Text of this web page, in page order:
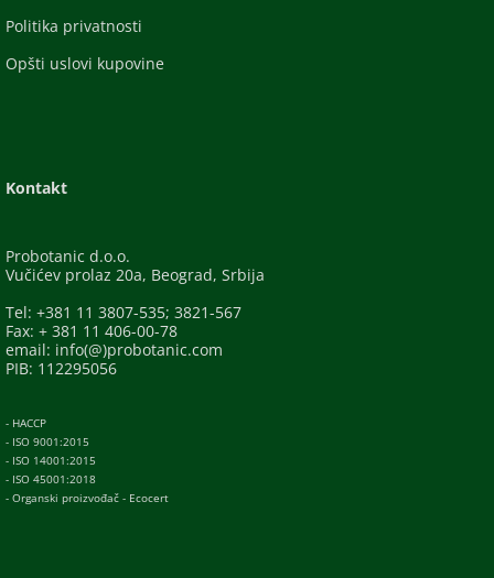
Politika privatnosti
Opšti uslovi kupovine
Kontakt
Probotanic d.o.o.
Vučićev prolaz 20a, Beograd, Srbija
Tel: +381 11 3807-535; 3821-567
Fax: + 381 11 406-00-78
email: info(@)probotanic.com
PIB: 112295056
- HACCP
- ISO 9001:2015
- ISO 14001:2015
- ISO 45001:2018
- Organski proizvođač - Ecocert